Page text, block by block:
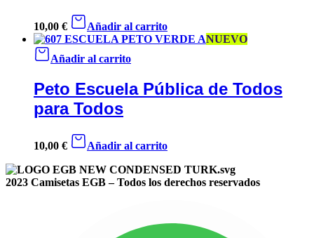
10,00 €
Añadir al carrito
NUEVO
Añadir al carrito
Peto Escuela Pública de Todos
para Todos
10,00 € Añadir al carrito
2023 Camisetas EGB – Todos los derechos reservados